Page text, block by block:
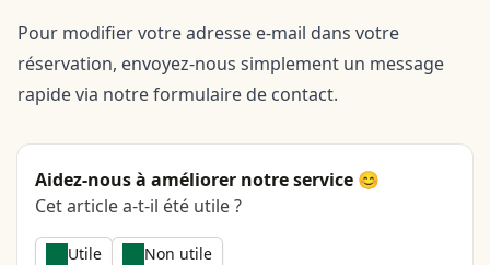
Pour modifier votre adresse e-mail dans votre
réservation, envoyez-nous simplement un message
rapide via notreformulaire de contact.
Aidez-nous à améliorer notre service 😊
Cet article a-t-il été utile ?
Utile Non utile